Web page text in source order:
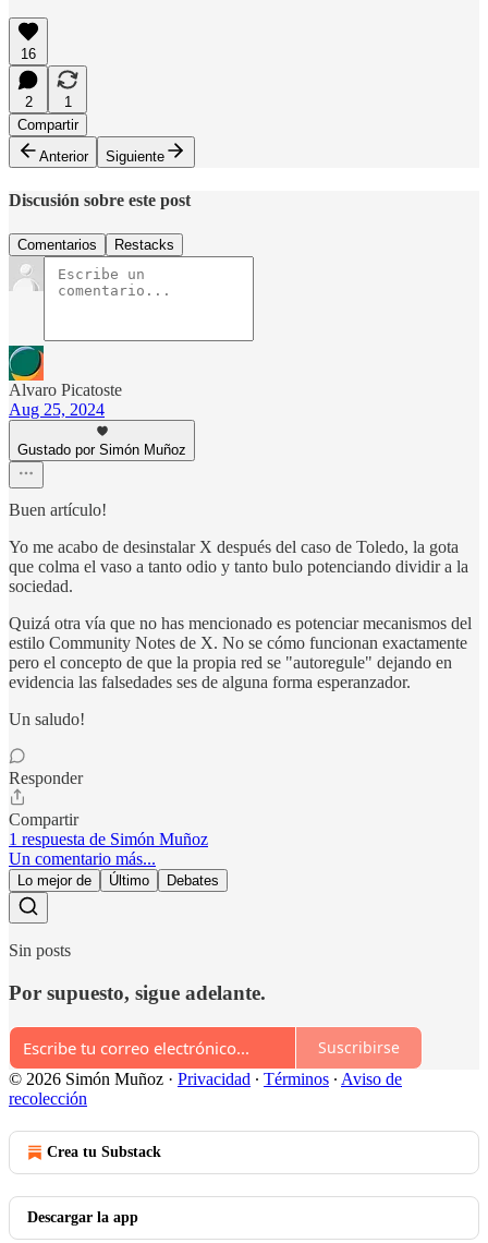
16
2
1
Compartir
Anterior
Siguiente
Discusión sobre este post
Comentarios Restacks
Alvaro Picatoste
Aug 25, 2024
Gustado por Simón Muñoz
Buen artículo!
Yo me acabo de desinstalar X después del caso de Toledo, la gota
que colma el vaso a tanto odio y tanto bulo potenciando dividir a la
sociedad.
Quizá otra vía que no has mencionado es potenciar mecanismos del
estilo Community Notes de X. No se cómo funcionan exactamente
pero el concepto de que la propia red se "autoregule" dejando en
evidencia las falsedades ses de alguna forma esperanzador.
Un saludo!
Responder
Compartir
1 respuesta de Simón Muñoz
Un comentario más...
Lo mejor de Último Debates
Sin posts
Por supuesto, sigue adelante.
Suscribirse
© 2026 Simón Muñoz · Privacidad ∙ Términos ∙ Aviso de
recolección
Crea tu Substack
Descargar la app